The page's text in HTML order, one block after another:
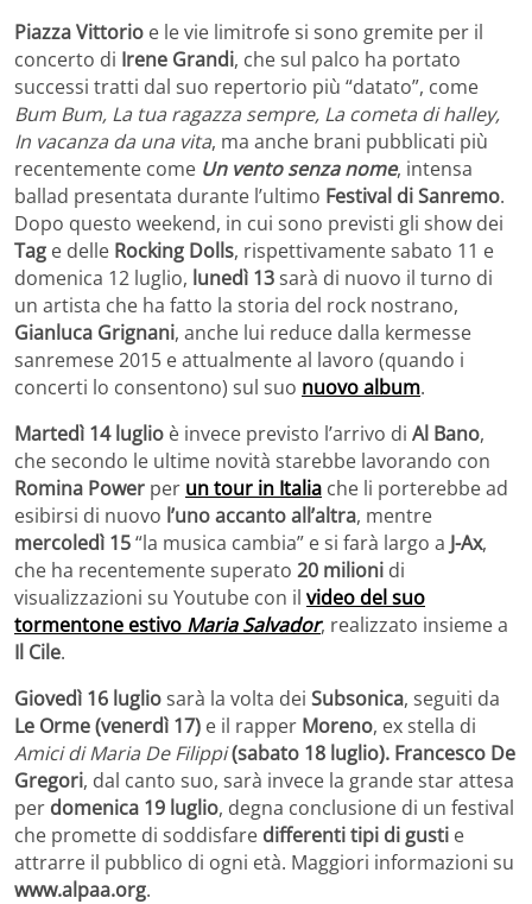
Piazza Vittorio e le vie limitrofe si sono gremite per il
concerto di Irene Grandi, che sul palco ha portato
successi tratti dal suo repertorio più “datato”, come
Bum Bum, La tua ragazza sempre, La cometa di halley,
In vacanza da una vita, ma anche brani pubblicati più
recentemente come Un vento senza nome, intensa
ballad presentata durante l’ultimo Festival di Sanremo.
Dopo questo weekend, in cui sono previsti gli show dei
Tag e delle Rocking Dolls, rispettivamente sabato 11 e
domenica 12 luglio, lunedì 13sarà di nuovo il turno di
un artista che ha fatto la storia del rock nostrano,
Gianluca Grignani, anche lui reduce dalla kermesse
sanremese 2015 e attualmente al lavoro (quando i
concerti lo consentono) sul suo nuovo album.
Martedì 14 luglio è invece previsto l’arrivo di Al Bano,
che secondo le ultime novità starebbe lavorando con
Romina Power per un tour in Italia che li porterebbe ad
esibirsi di nuovo l’uno accanto all’altra, mentre
mercoledì 15“la musica cambia” e si farà largo a J-Ax,
che ha recentemente superato 20 milioni di
visualizzazioni su Youtube con il video del suo
tormentone estivo Maria Salvador, realizzato insieme a
Il Cile.
Giovedì 16 lugliosarà la volta dei Subsonica, seguiti da
Le Orme (venerdì 17) e il rapper Moreno, ex stella di
Amici di Maria De Filippi(sabato 18 luglio). Francesco De
Gregori, dal canto suo, sarà invece la grande star attesa
per domenica 19 luglio, degna conclusione di un festival
che promette di soddisfare differenti tipi di gusti e
attrarre il pubblico di ogni età. Maggiori informazioni su
www.alpaa.org.